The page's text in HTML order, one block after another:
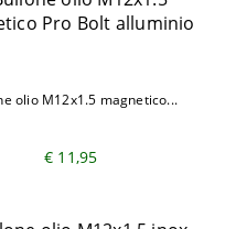
olio M12x1.5 magnetico...
€ 11,95